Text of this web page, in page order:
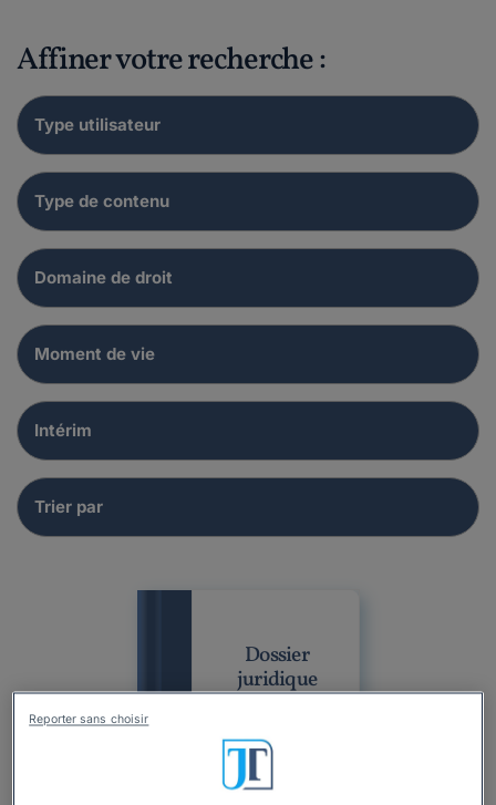
Affiner votre recherche :
Dossier
juridique
Reporter sans choisir